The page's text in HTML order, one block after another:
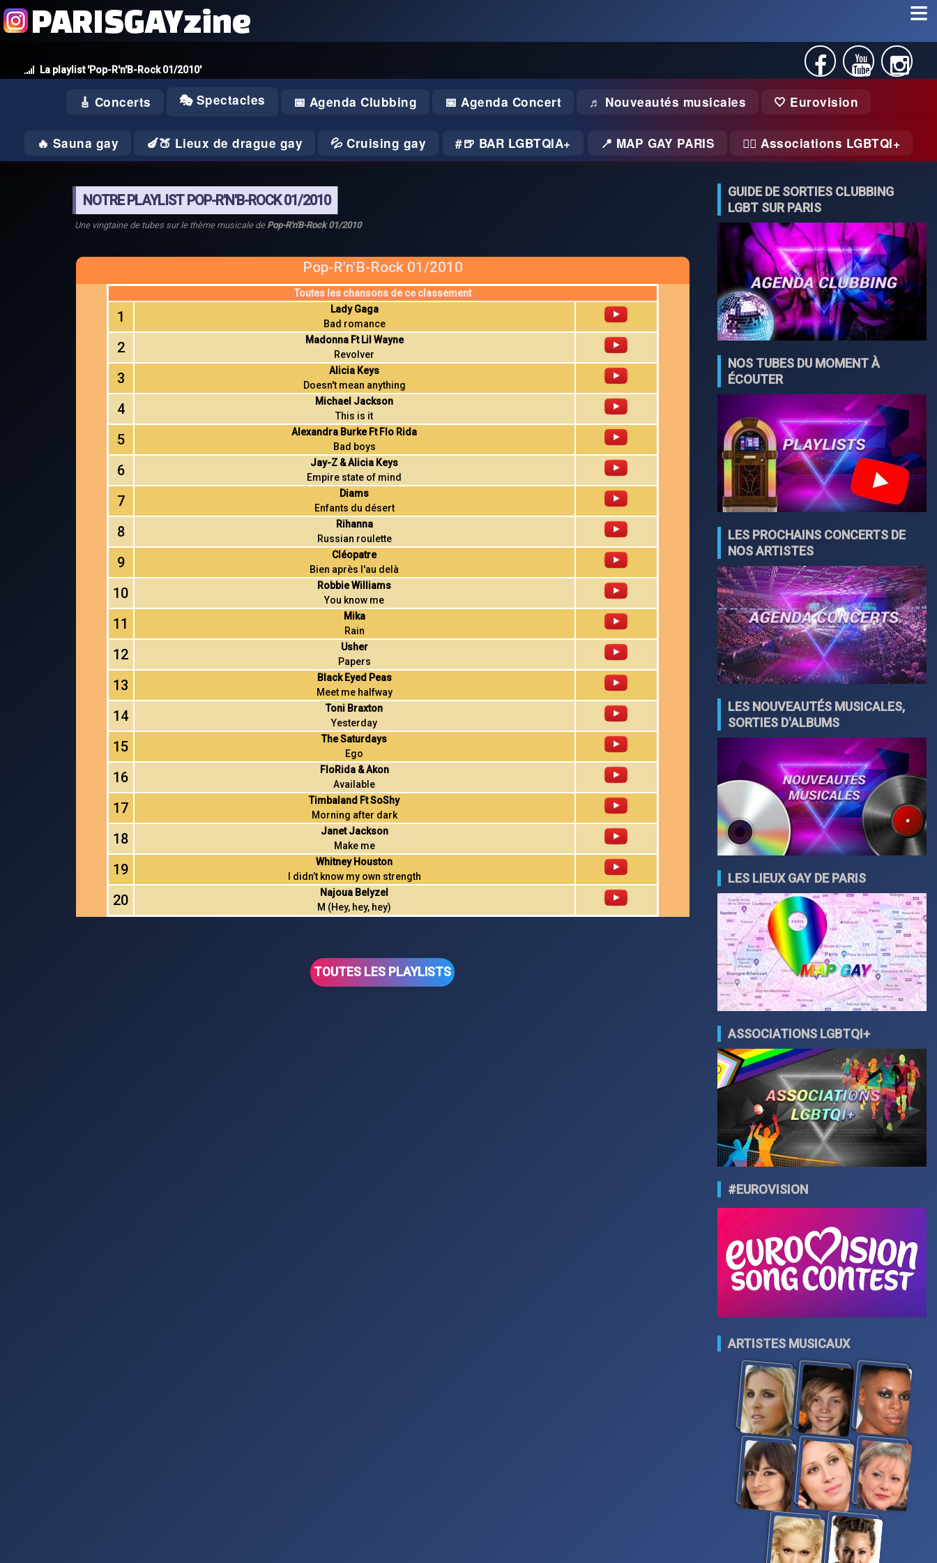
La playlist 'Pop-R'n'B-Rock 01/2010'
PARISGAYzine
🎸 Concerts 🎭 Spectacles 📅 Agenda Clubbing 📅 Agenda Concert ♬ Nouveautés musicales 🤍 Eurovision
🔥 Sauna gay 🍆🍑 Lieux de drague gay 💦 Cruising gay 🍺 BAR LGBTQIA+ 📍 MAP GAY PARIS 🏃‍♂️ Associations LGBTQI+
NOTRE PLAYLIST POP-R'N'B-ROCK 01/2010
Une vingtaine de tubes sur le thème musicale de Pop-R'n'B-Rock 01/2010
Pop-R'n'B-Rock 01/2010
Toutes les chansons de ce classement
1
Lady Gaga
Bad romance
2
Madonna Ft Lil Wayne
Revolver
3
Alicia Keys
Doesn't mean anything
4
Michael Jackson
This is it
5
Alexandra Burke Ft Flo Rida
Bad boys
6
Jay-Z & Alicia Keys
Empire state of mind
7
Diams
Enfants du désert
8
Rihanna
Russian roulette
9
Cléopatre
Bien après l'au delà
10
Robbie Williams
You know me
11
Mika
Rain
12
Usher
Papers
13
Black Eyed Peas
Meet me halfway
14
Toni Braxton
Yesterday
15
The Saturdays
Ego
16
FloRida & Akon
Available
17
Timbaland Ft SoShy
Morning after dark
18
Janet Jackson
Make me
19
Whitney Houston
I didn’t know my own strength
20
Najoua Belyzel
M (Hey, hey, hey)
TOUTES LES PLAYLISTS
GUIDE DE SORTIES CLUBBING
LGBT SUR PARIS
NOS TUBES DU MOMENT À
ÉCOUTER
LES PROCHAINS CONCERTS DE
NOS ARTISTES
LES NOUVEAUTÉS MUSICALES,
SORTIES D'ALBUMS
LES LIEUX GAY DE PARIS
ASSOCIATIONS LGBTQI+
#EUROVISION
ARTISTES MUSICAUX